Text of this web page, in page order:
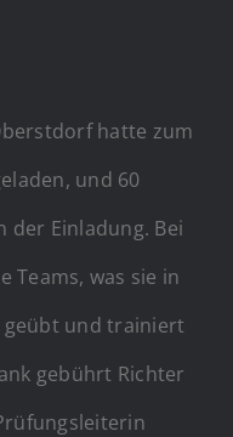
hatte zum
und 60
der Einladung. Bei
Teams, was sie in
geübt und trainiert
gebührt Richter